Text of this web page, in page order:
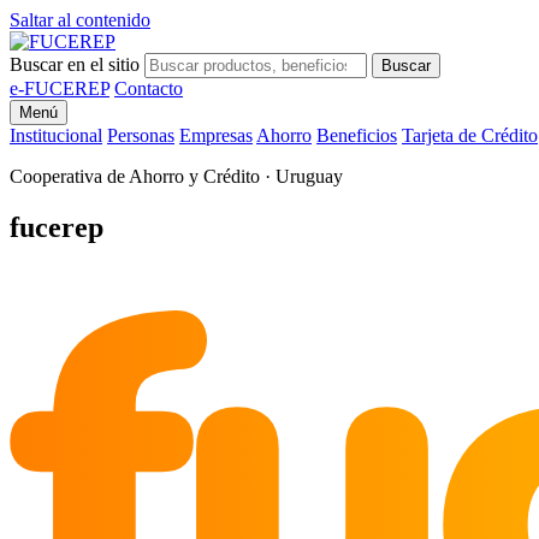
Saltar al contenido
Buscar en el sitio Buscar
e-FUCEREP Contacto
Menú
Institucional Personas Empresas Ahorro Beneficios Tarjeta de Crédito
Cooperativa de Ahorro y Crédito · Uruguay
fucerep